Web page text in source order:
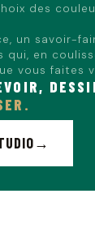
des
un savoir-
qui, en
vous faites